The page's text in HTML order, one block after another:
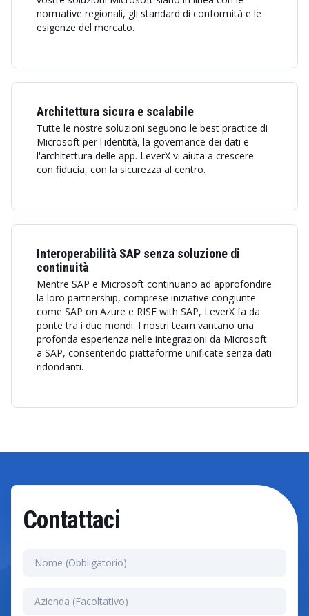
normative regionali, gli standard di conformità e le
esigenze del mercato.
Architettura sicura e scalabile
Tutte le nostre soluzioni seguono le best practice di
Microsoft per l'identità, la governance dei dati e
l'architettura delle app. LeverX vi aiuta a crescere
con fiducia, con la sicurezza al centro.
Interoperabilità SAP senza soluzione di
continuità
Mentre SAP e Microsoft continuano ad approfondire
la loro partnership, comprese iniziative congiunte
come SAP on Azure e RISE with SAP, LeverX fa da
ponte tra i due mondi. I nostri team vantano una
profonda esperienza nelle integrazioni da Microsoft
a SAP, consentendo piattaforme unificate senza dati
ridondanti.
Contattaci